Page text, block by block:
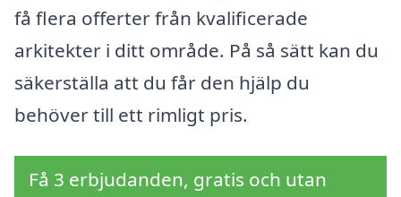
få flera offerter från kvalificerade
arkitekter i ditt område. På så sätt kan du
säkerställa att du får den hjälp du
behöver till ett rimligt pris.
Få 3 erbjudanden, gratis och utan